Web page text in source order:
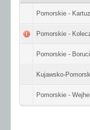
Pomorskie -
Pomorskie -
Pomorskie -
Kujawsko-
Pomorskie -